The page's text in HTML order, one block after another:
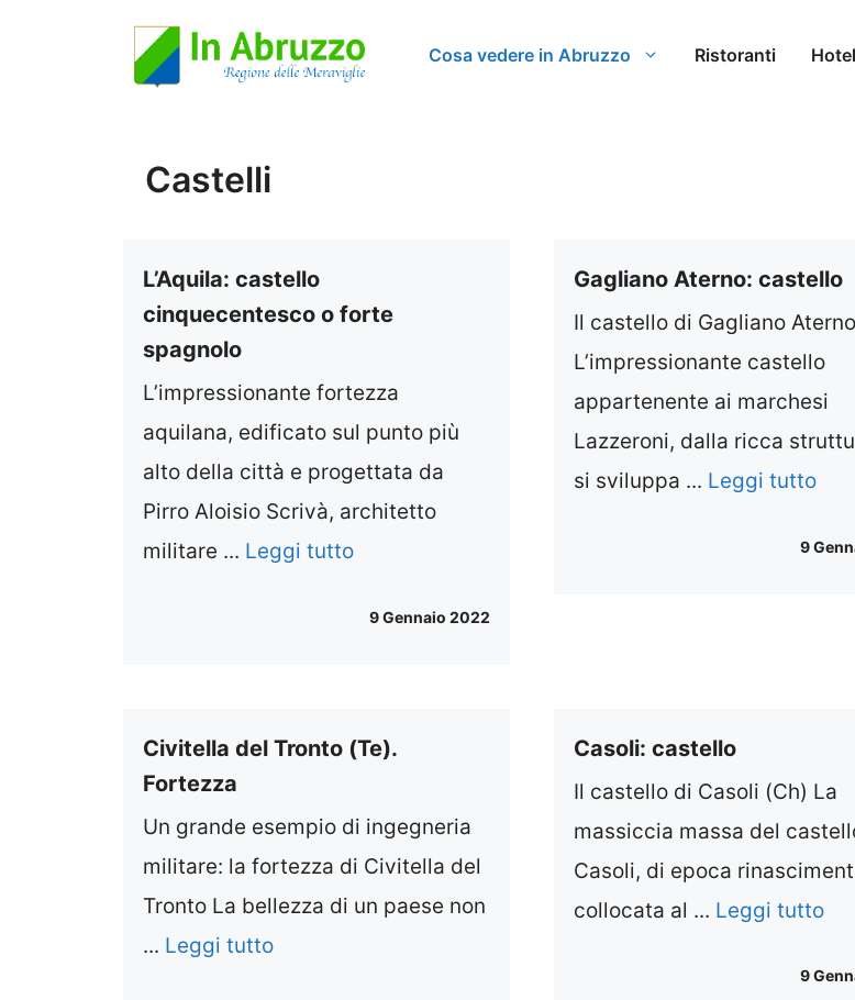
Cosa vedere in Abruzzo Ristoranti Hotel
Castelli
L’Aquila: castello
cinquecentesco o forte
spagnolo
L’impressionante fortezza
aquilana, edificato sul punto più
alto della città e progettata da
Pirro Aloisio Scrivà, architetto
militare ... Leggi tutto
9 Gennaio 2022
Gagliano Aterno: castello
Il castello di Gagliano
L’impressionante castello
appartenente ai marchesi
Lazzeroni, dalla ricca
si sviluppa ... Leggi tutto
9
Civitella del Tronto (Te).
Fortezza
Un grande esempio di ingegneria
militare: la fortezza di Civitella del
Tronto La bellezza di un paese non
... Leggi tutto
Casoli: castello
Il castello di Casoli (Ch) La
massiccia massa del
Casoli, di epoca
collocata al ... Leggi tutto
9